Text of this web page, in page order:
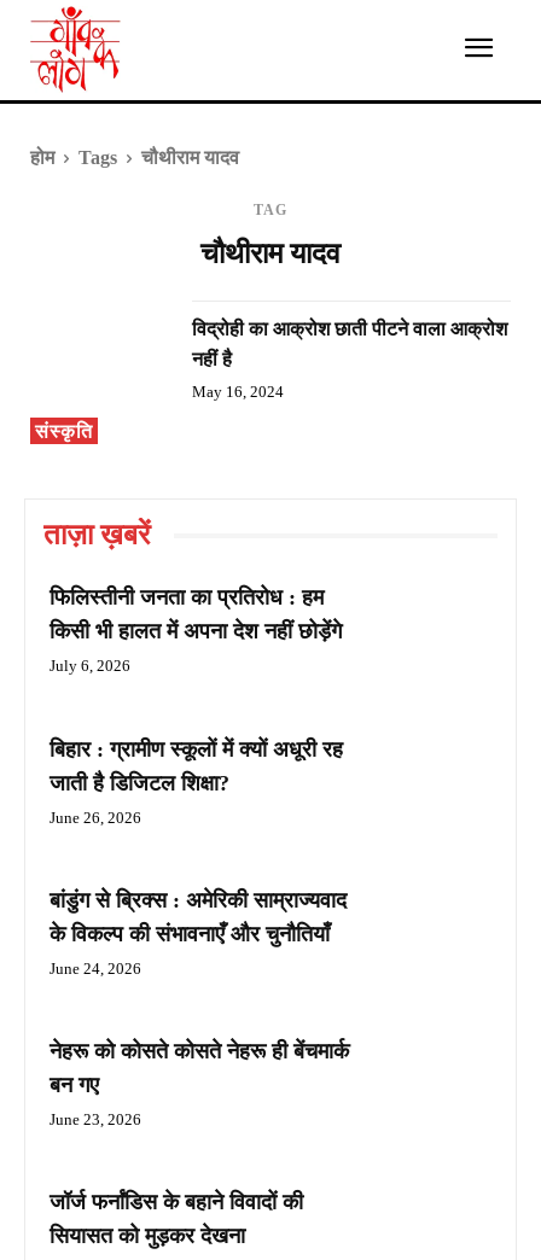
होम Tags चौथीराम यादव
TAG
चौथीराम यादव
संस्कृति
विद्रोही का आक्रोश छाती पीटने वाला आक्रोश
नहीं है
May 16, 2024
ताज़ा ख़बरें
फिलिस्तीनी जनता का प्रतिरोध : हम
किसी भी हालत में अपना देश नहीं छोड़ेंगे
July 6, 2026
बिहार : ग्रामीण स्कूलों में क्यों अधूरी रह
जाती है डिजिटल शिक्षा?
June 26, 2026
बांडुंग से ब्रिक्स : अमेरिकी साम्राज्यवाद
के विकल्प की संभावनाएँ और चुनौतियाँ
June 24, 2026
नेहरू को कोसते कोसते नेहरू ही बेंचमार्क
बन गए
June 23, 2026
जॉर्ज फर्नांडिस के बहाने विवादों की
सियासत को मुड़कर देखना